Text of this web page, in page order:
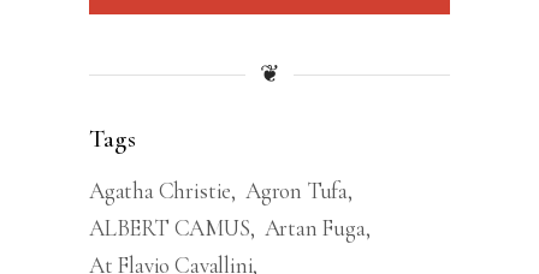
❦
Tags
Agatha Christie Agron Tufa
ALBERT CAMUS Artan Fuga
At Flavio Cavallini